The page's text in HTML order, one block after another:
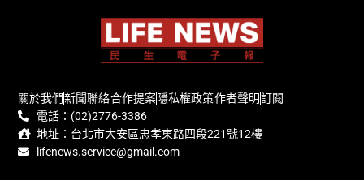
關於我們新聞聯絡合作提案隱私權政策作者聲明訂閱
電話：(02)2776-3386
地址：台北市大安區忠孝東路四段221號12樓
lifenews.service@gmail.com